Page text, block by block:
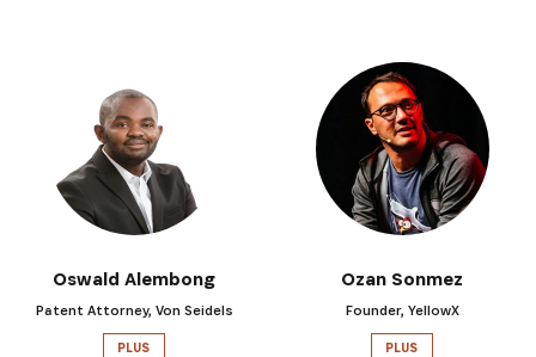
INSCRIVEZ-VOUS À NOTRE
NEWSLETTER
Oswald Alembong
Patent Attorney, Von Seidels
PLUS
Ozan Sonmez
Founder, YellowX
PLUS